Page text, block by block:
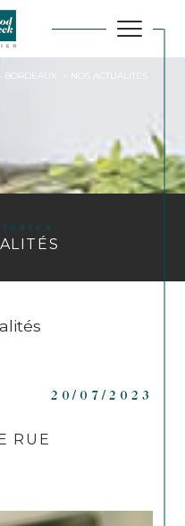
BORDEAUX NOS ACTUALITES
toutes
RUE
20/07/2023